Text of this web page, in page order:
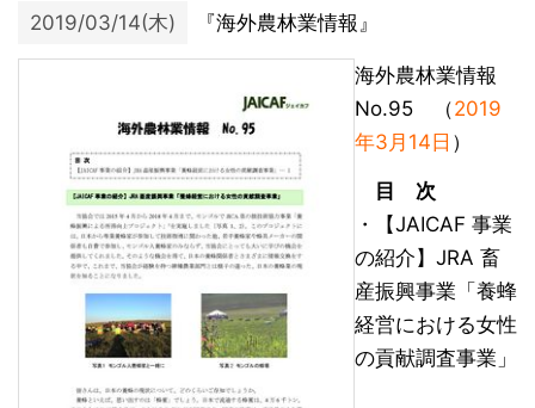
2019/03/14(木) 『海外農林業情報』
海外農林業情報
No.95 （2019
年3月14日 ）
目 次
・【JAICAF 事業
の紹介】JRA 畜
産振興事業「養蜂
経営における女性
の貢献調査事業」